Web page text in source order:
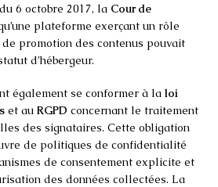
6 octobre 2017, la Cour de
plateforme exerçant un rôle
promotion des contenus pouvait
d’hébergeur.
également se conformer à la loi
et au RGPD concernant le traitement
des signataires. Cette obligation
de politiques de confidentialité
de consentement explicite et
des données collectées. La